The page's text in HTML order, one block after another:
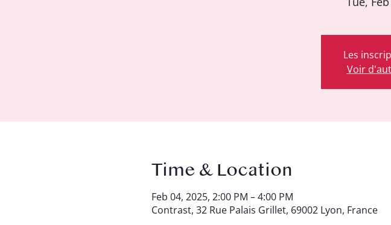
Les
Voir
Time & Location
Feb 04, 2025, 2:00 PM – 4:00 PM
Contrast, 32 Rue Palais Grillet, 69002 Lyon, France